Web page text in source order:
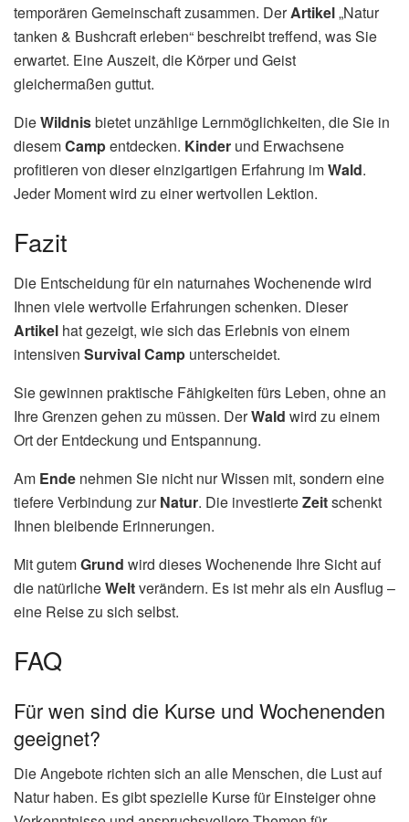
temporären Gemeinschaft zusammen. DerArtikel„Natur
tanken & Bushcraft erleben“ beschreibt treffend, was Sie
erwartet. Eine Auszeit, die Körper und Geist
gleichermaßen guttut.
DieWildnisbietet unzählige Lernmöglichkeiten, die Sie in
diesemCampentdecken. Kinder und Erwachsene
profitieren von dieser einzigartigen Erfahrung imWald.
Jeder Moment wird zu einer wertvollen Lektion.
Fazit
Die Entscheidung für ein naturnahes Wochenende wird
Ihnen viele wertvolle Erfahrungen schenken. Dieser
Artikel hat gezeigt, wie sich das Erlebnis von einem
intensiven Survival Camp unterscheidet.
Sie gewinnen praktische Fähigkeiten fürs Leben, ohne an
Ihre Grenzen gehen zu müssen. DerWald wird zu einem
Ort der Entdeckung und Entspannung.
Am Ende nehmen Sie nicht nur Wissen mit, sondern eine
tiefere Verbindung zurNatur. Die investierteZeitschenkt
Ihnen bleibende Erinnerungen.
Mit gutemGrund wird dieses Wochenende Ihre Sicht auf
die natürlicheWeltverändern. Es ist mehr als ein Ausflug –
eine Reise zu sich selbst.
FAQ
Für wen sind die Kurse und Wochenenden
geeignet?
Die Angebote richten sich an alle Menschen, die Lust auf
Natur haben. Es gibt spezielle Kurse für Einsteiger ohne